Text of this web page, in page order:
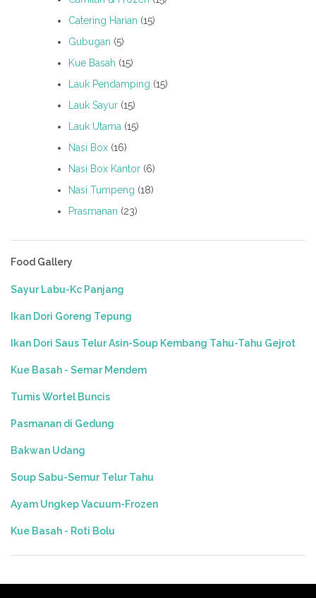
Catering Harian (15)
Gubugan (5)
Kue Basah (15)
Lauk Pendamping (15)
Lauk Sayur (15)
Lauk Utama (15)
Nasi Box (16)
Nasi Box Kantor (6)
Nasi Tumpeng (18)
Prasmanan (23)
Food Gallery
Sayur Labu-Kc Panjang
Ikan Dori Goreng Tepung
Ikan Dori Saus Telur Asin-Soup Kembang Tahu-Tahu Gejrot
Kue Basah - Semar Mendem
Tumis Wortel Buncis
Pasmanan di Gedung
Bakwan Udang
Soup Sabu-Semur Telur Tahu
Ayam Ungkep Vacuum-Frozen
Kue Basah - Roti Bolu